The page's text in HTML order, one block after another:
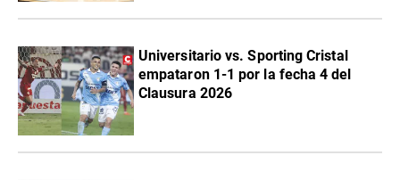
Universitario vs. Sporting Cristal
empataron 1-1 por la fecha 4 del
Clausura 2026